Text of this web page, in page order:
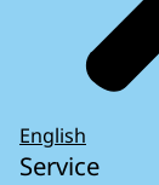
English
Service